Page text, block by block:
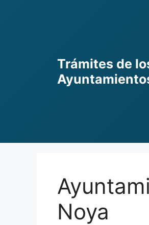
Trámites de
Noya